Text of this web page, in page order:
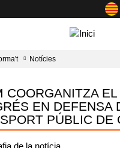
Notícies
COORGANITZA EL
EN DEFENSA
PÚBLIC DE